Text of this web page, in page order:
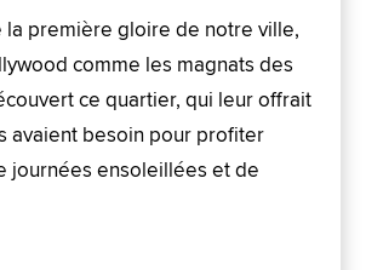
la première gloire de notre ville,
comme les magnats des
ce quartier, qui leur offrait
avaient besoin pour profiter
journées ensoleillées et de